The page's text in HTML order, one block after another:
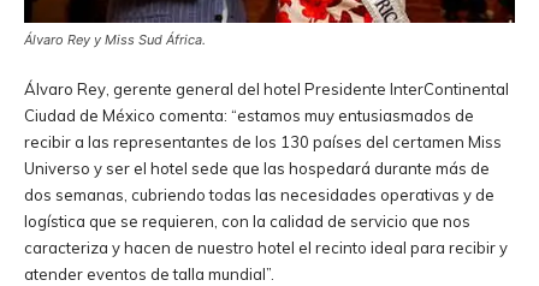
Álvaro Rey y Miss Sud África.
Álvaro Rey, gerente general del hotel Presidente InterContinental
Ciudad de México comenta: “estamos muy entusiasmados de
recibir a las representantes de los 130 países del certamen Miss
Universo y ser el hotel sede que las hospedará durante más de
dos semanas, cubriendo todas las necesidades operativas y de
logística que se requieren, con la calidad de servicio que nos
caracteriza y hacen de nuestro hotel el recinto ideal para recibir y
atender eventos de talla mundial”.